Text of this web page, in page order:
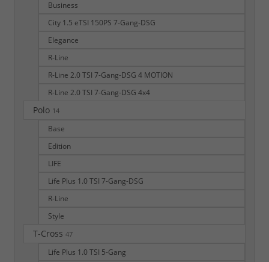
Business
City 1.5 eTSI 150PS 7-Gang-DSG
Elegance
R-Line
R-Line 2.0 TSI 7-Gang-DSG 4 MOTION
R-Line 2.0 TSI 7-Gang-DSG 4x4
Polo 14
Base
Edition
LIFE
Life Plus 1.0 TSI 7-Gang-DSG
R-Line
Style
T-Cross 47
Life Plus 1.0 TSI 5-Gang